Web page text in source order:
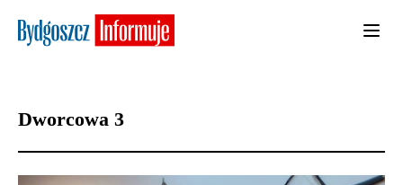
Dworcowa 3